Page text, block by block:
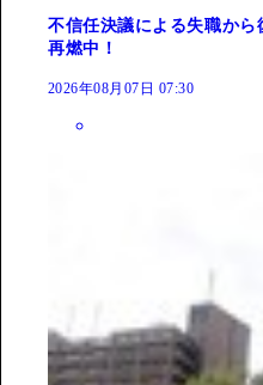
不信任決議による失職か
再燃中！
2026年08月07日 07:30